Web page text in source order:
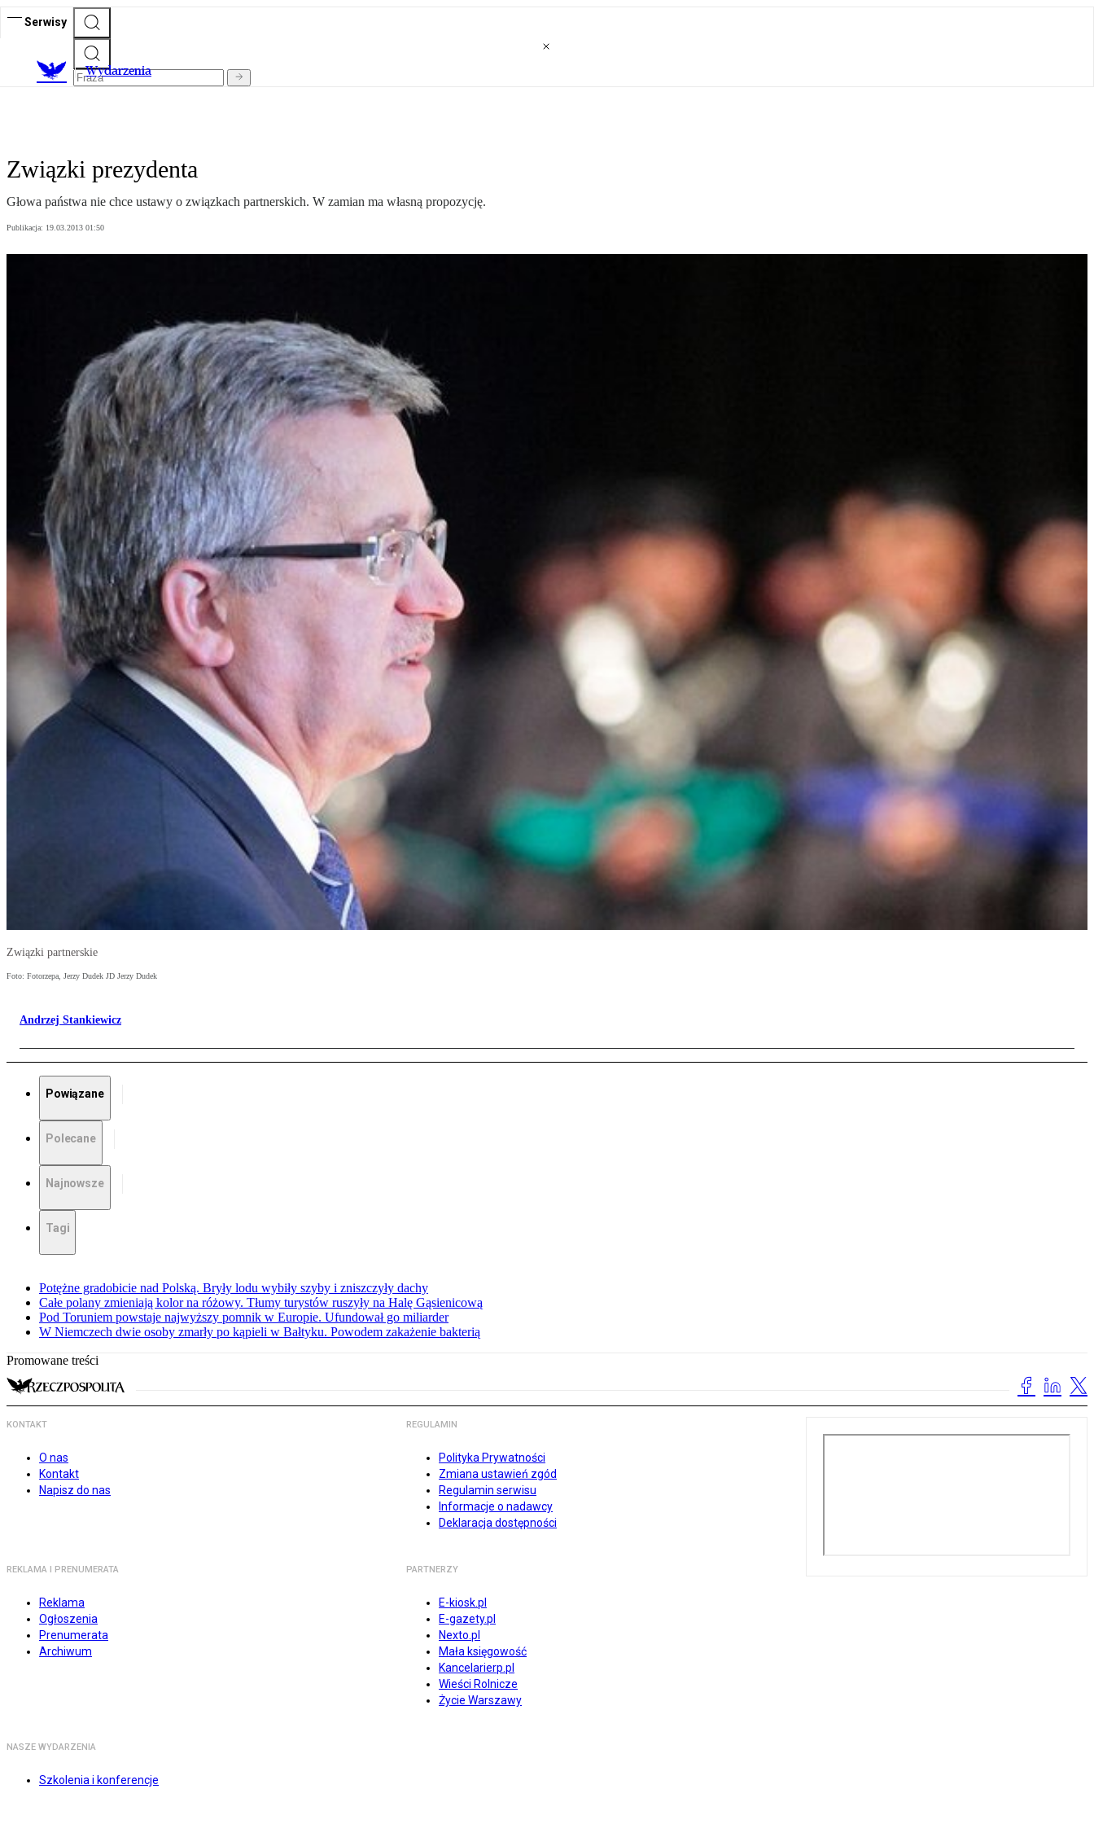
Serwisy
Wydarzenia
Związki prezydenta
Głowa państwa nie chce ustawy o związkach partnerskich. W zamian ma własną propozycję.
Publikacja: 19.03.2013 01:50
Związki partnerskie
Foto: Fotorzepa, Jerzy Dudek JD Jerzy Dudek
Andrzej Stankiewicz
Powiązane
Polecane
Najnowsze
Tagi
Potężne gradobicie nad Polską. Bryły lodu wybiły szyby i zniszczyły dachy
Całe polany zmieniają kolor na różowy. Tłumy turystów ruszyły na Halę Gąsienicową
Pod Toruniem powstaje najwyższy pomnik w Europie. Ufundował go miliarder
W Niemczech dwie osoby zmarły po kąpieli w Bałtyku. Powodem zakażenie bakterią
Promowane treści
KONTAKT
O nas
Kontakt
Napisz do nas
REGULAMIN
Polityka Prywatności
Zmiana ustawień zgód
Regulamin serwisu
Informacje o nadawcy
Deklaracja dostępności
REKLAMA I PRENUMERATA
Reklama
Ogłoszenia
Prenumerata
Archiwum
PARTNERZY
E-kiosk.pl
E-gazety.pl
Nexto.pl
Mała księgowość
Kancelarierp.pl
Wieści Rolnicze
Życie Warszawy
NASZE WYDARZENIA
Szkolenia i konferencje